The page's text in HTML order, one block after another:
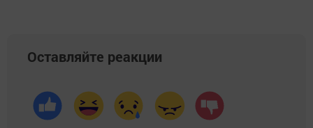
Оставляйте реакции